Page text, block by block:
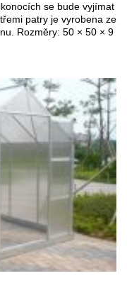
se bude vyjímat
patry je vyrobena ze
Rozměry: 50 × 50 × 9